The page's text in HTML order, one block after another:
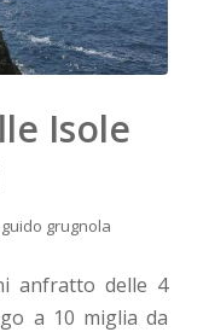
Isole
guido grugnola
anfratto delle 4
a 10 miglia da